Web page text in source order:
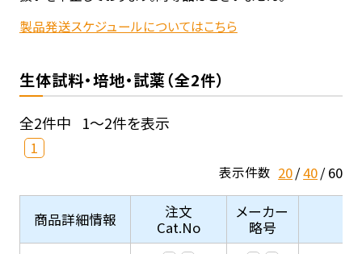
製品発送スケジュールについてはこちら
生体試料・培地・試薬（全2件）
全2件中 1～2件を表示
1
表示件数 20 40 60
商品詳細情報
注文
Cat.No
メーカー
略号